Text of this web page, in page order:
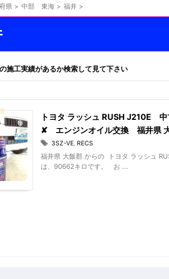
県 > 中部 東海 > 福井 >
施工実績があるか検索して見て下さい
トヨタ ラッシュ RUSH J210E
✘ エンジンオイル交換 福井県
3SZ-VE, RECS
福井県 大飯郡 からの トヨタ ラッシュ
は、90662キロです。 お ...